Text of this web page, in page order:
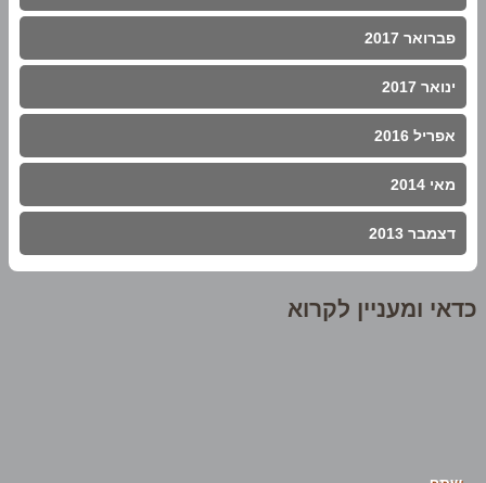
פברואר 2017
ינואר 2017
אפריל 2016
מאי 2014
דצמבר 2013
כדאי ומעניין לקרוא